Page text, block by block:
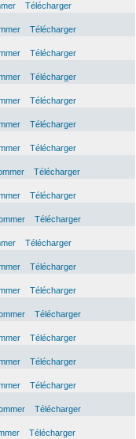
Télécharger
Télécharger
Télécharger
Télécharger
Télécharger
Télécharger
Télécharger
Télécharger
Télécharger
Télécharger
Télécharger
Télécharger
Télécharger
Télécharger
Télécharger
Télécharger
Télécharger
Télécharger
Télécharger